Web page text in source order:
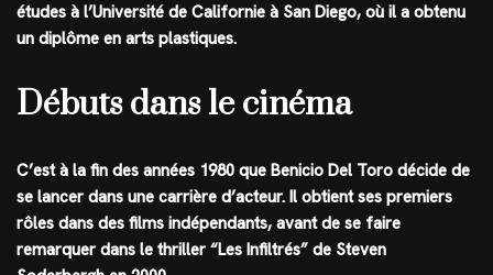
études à l’Université de Californie à San Diego, où il a obtenu
un diplôme en arts plastiques.
Débuts dans le cinéma
C’est à la fin des années 1980 que Benicio Del Toro décide de
se lancer dans une carrière d’acteur. Il obtient ses premiers
rôles dans des films indépendants, avant de se faire
remarquer dans le thriller “Les Infiltrés” de Steven